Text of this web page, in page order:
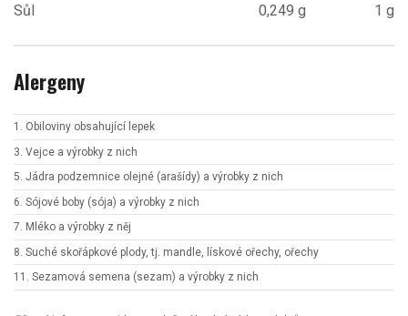
Sůl
0,249 g 1 g
Alergeny
1. Obiloviny obsahující lepek
3. Vejce a výrobky z nich
5. Jádra podzemnice olejné (arašídy) a výrobky z nich
6. Sójové boby (sója) a výrobky z nich
7. Mléko a výrobky z něj
8. Suché skořápkové plody, tj. mandle, lískové ořechy, ořechy
11. Sezamová semena (sezam) a výrobky z nich